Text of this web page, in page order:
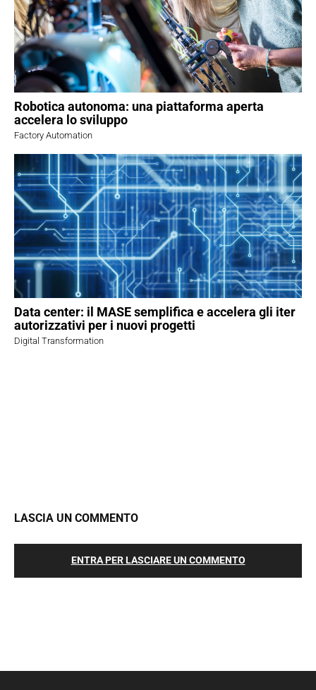
Robotica autonoma: una piattaforma aperta
accelera lo sviluppo
Factory Automation
Data center: il MASE semplifica e accelera gli iter
autorizzativi per i nuovi progetti
Digital Transformation
LASCIA UN COMMENTO
ENTRA PER LASCIARE UN COMMENTO